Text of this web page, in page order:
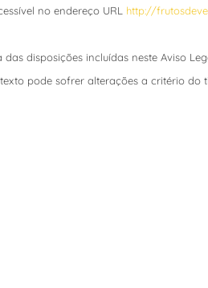
no endereço URL http://
disposições incluídas neste Aviso
pode sofrer alterações a critério